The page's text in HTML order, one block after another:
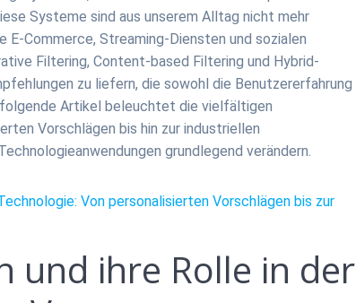
Systeme sind aus unserem Alltag nicht mehr
E-Commerce, Streaming-Diensten und sozialen
Filtering, Content-based Filtering und Hybrid-
zu liefern, die sowohl die Benutzererfahrung
Artikel beleuchtet die vielfältigen
Vorschlägen bis hin zur industriellen
grundlegend verändern.
Von personalisierten Vorschlägen bis zur
und ihre Rolle in der